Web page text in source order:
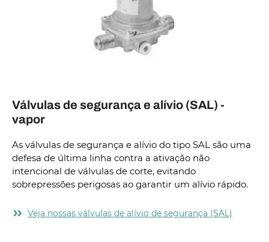
Válvulas de segurança e alívio (SAL) -
vapor
As válvulas de segurança e alívio do tipo SAL são uma
defesa de última linha contra a ativação não
intencional de válvulas de corte, evitando
sobrepressões perigosas ao garantir um alívio rápido.
Veja nossas válvulas de alívio de segurança (SAL)